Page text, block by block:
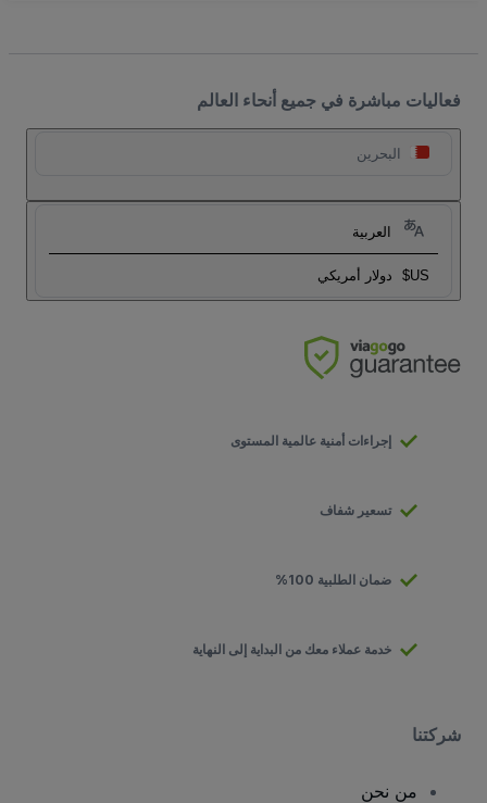
فعاليات مباشرة في جميع أنحاء العالم
البحرين
العربية
US$ دولار أمريكي
إجراءات أمنية عالمية المستوى
تسعير شفاف
ضمان الطلبية 100%
خدمة عملاء معك من البداية إلى النهاية
شركتنا
من نحن